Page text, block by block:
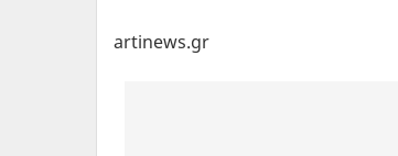
artinews.gr